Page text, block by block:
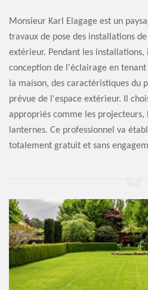
Monsieur Karl Elagage est un
travaux de pose des installations
extérieur. Pendant les
conception de l'éclairage en
la maison, des caractéristiques du
prévue de l'espace extérieur. Il
appropriés comme les projecteurs,
lanternes. Ce professionnel va
totalement gratuit et sans